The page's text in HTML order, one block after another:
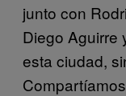
junto con
Diego Aguirre
esta ciudad,